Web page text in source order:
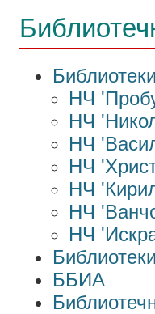
НЧ
НЧ
НЧ
НЧ
НЧ
НЧ
НЧ
ББИА